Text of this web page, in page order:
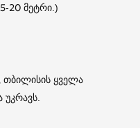
20 მეტრი.)
თბილისის ყველა
უკრავს.